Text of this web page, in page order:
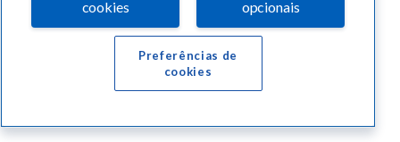
cookies
opcionais
Preferências de
cookies